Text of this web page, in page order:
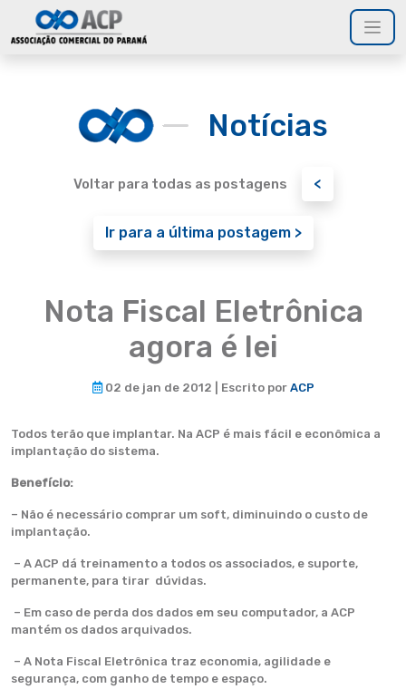
Notícias
Voltar para todas as postagens <
Ir para a última postagem >
Nota Fiscal Eletrônica
agora é lei
02 de jan de 2012 | Escrito por ACP
Todos terão que implantar. Na ACP é mais fácil e econômica a
implantação do sistema.
Benefício:
– Não é necessário comprar um soft, diminuindo o custo de
implantação.
– A ACP dá treinamento a todos os associados, e suporte,
permanente, para tirar dúvidas.
– Em caso de perda dos dados em seu computador, a ACP
mantém os dados arquivados.
– A Nota Fiscal Eletrônica traz economia, agilidade e
segurança, com ganho de tempo e espaço.